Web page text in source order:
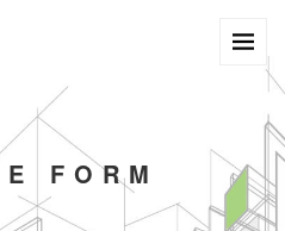
E F ORM